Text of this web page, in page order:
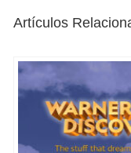
Artículos